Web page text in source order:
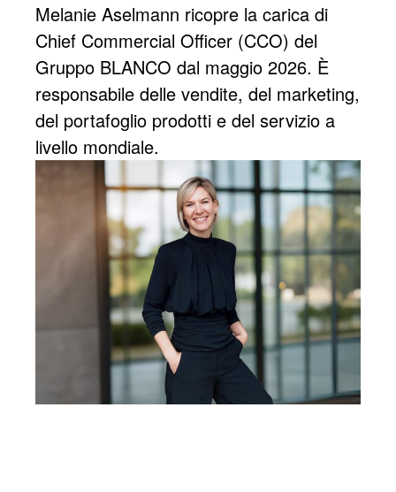
Melanie Aselmann ricopre la carica di
Chief Commercial Officer (CCO) del
Gruppo BLANCO dal maggio 2026. È
responsabile delle vendite, del marketing,
del portafoglio prodotti e del servizio a
livello mondiale.